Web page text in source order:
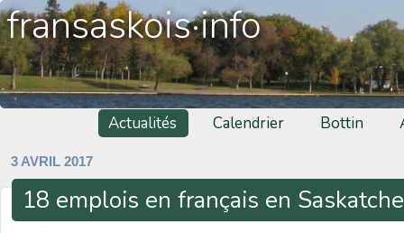
fransaskois·info
Actualités Calendrier Bottin
3 AVRIL 2017
18 emplois en français en